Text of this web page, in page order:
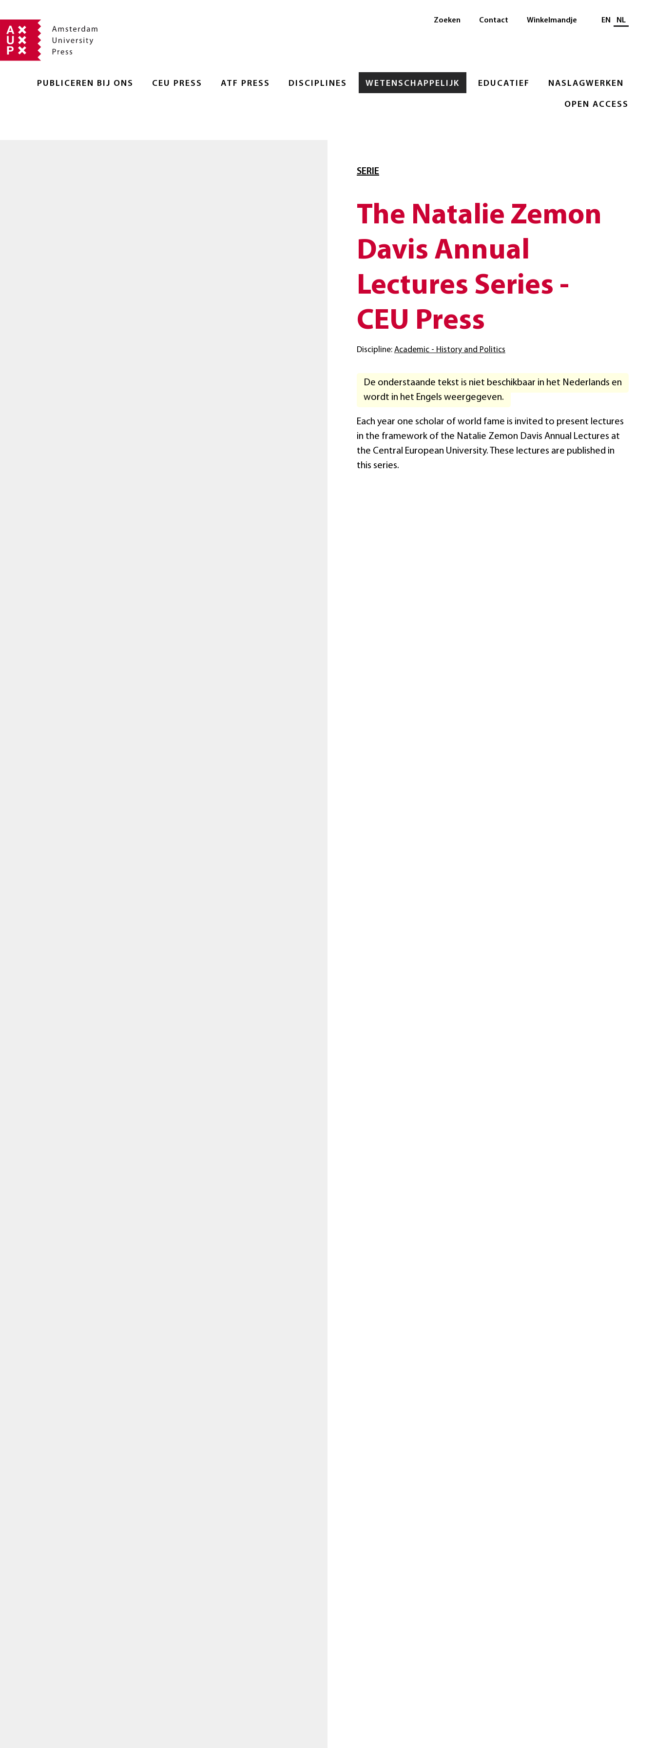
PUBLICEREN BIJ ONS CEU PRESS ATF PRESS DISCIPLINES WETENSCHAPPELIJK EDUCATIEF NASLAGWERKEN
OPEN ACCESS
Zoeken Contact Winkelmandje Selecteer taal
EN NL
SERIE
The Natalie Zemon
Davis Annual
Lectures Series -
CEU Press
Discipline: Academic - History and Politics
De onderstaande tekst is niet beschikbaar in het Nederlands en
wordt in het Engels weergegeven.
Each year one scholar of world fame is invited to present lectures
in the framework of the Natalie Zemon Davis Annual Lectures at
the Central European University. These lectures are published in
this series.